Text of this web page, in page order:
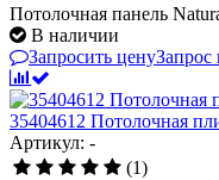
Потолочная панель
В наличии
Запросить цену
35404612 Потолочная
Артикул: -
(1)